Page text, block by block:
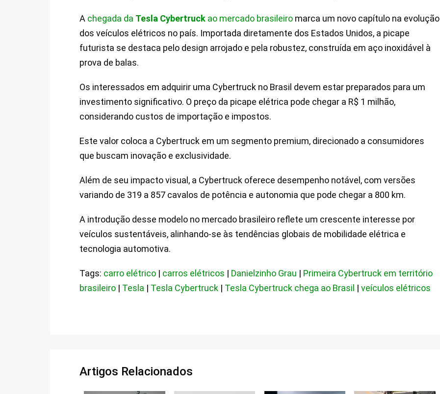
A chegada da Tesla Cybertruck ao mercado brasileiro marca um novo capítulo na evolução
dos veículos elétricos no país. Importada diretamente dos Estados Unidos, a picape
futurista se destaca pelo design arrojado e pela robustez, construída em aço inoxidável à
prova de balas.
Os interessados em adquirir uma Cybertruck no Brasil devem estar preparados para um
investimento significativo. O preço da picape elétrica pode chegar a R$ 1 milhão,
considerando custos de importação e impostos.
Este valor coloca a Cybertruck em um segmento premium, direcionado a consumidores
que buscam inovação e exclusividade.
Além de seu impacto visual, a Cybertruck oferece desempenho notável, com versões
variando de 319 a 857 cavalos de potência e autonomia que pode chegar a 800 km.
A introdução desse modelo no mercado brasileiro reflete um crescente interesse por
veículos sustentáveis, alinhando-se às tendências globais de mobilidade elétrica e
tecnologia automotiva.
Tags: carro elétrico | carros elétricos | Danielzinho Grau | Primeira Cybertruck em território
brasileiro | Tesla | Tesla Cybertruck | Tesla Cybertruck chega ao Brasil | veículos elétricos
Artigos Relacionados